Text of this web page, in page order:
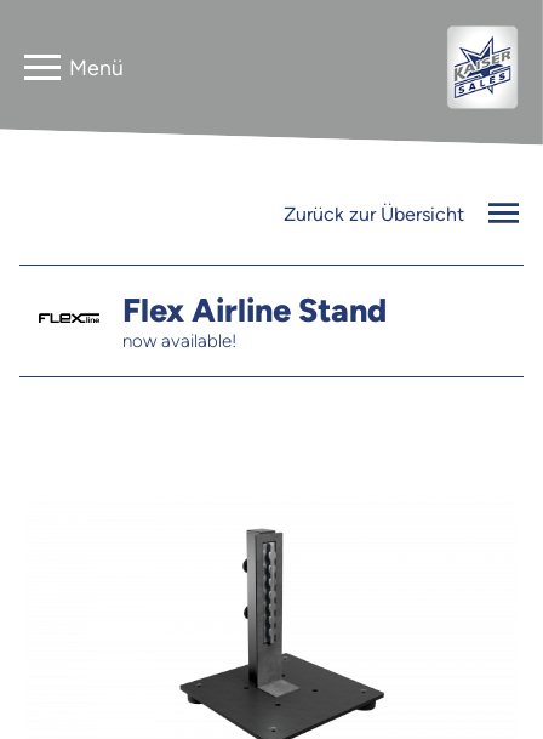
InnLED
Gebrauchtverkauf
Vermieter
Kontakt
Newsletter
Zurück zur Übersicht
Flex Airline Stand
now available!